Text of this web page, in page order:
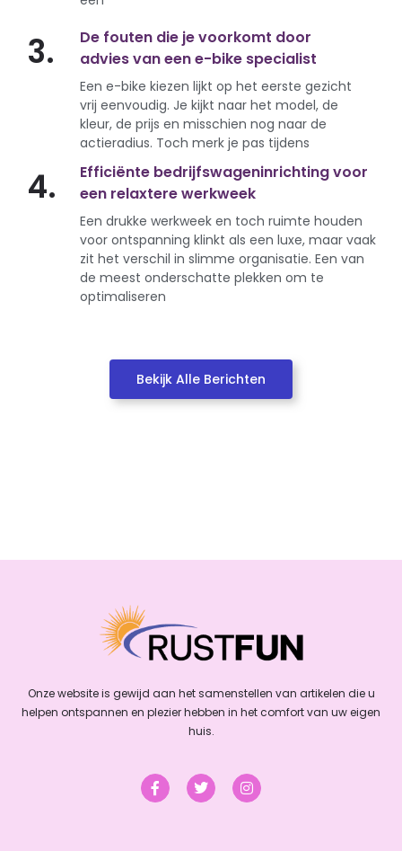
3.
De fouten die je voorkomt door
advies van een e-bike specialist
Een e-bike kiezen lijkt op het eerste gezicht
vrij eenvoudig. Je kijkt naar het model, de
kleur, de prijs en misschien nog naar de
actieradius. Toch merk je pas tijdens
4.
Efficiënte bedrijfswageninrichting voor
een relaxtere werkweek
Een drukke werkweek en toch ruimte houden
voor ontspanning klinkt als een luxe, maar vaak
zit het verschil in slimme organisatie. Een van
de meest onderschatte plekken om te
optimaliseren
Bekijk Alle Berichten
Onze website is gewijd aan het samenstellen van artikelen die u
helpen ontspannen en plezier hebben in het comfort van uw eigen
huis.